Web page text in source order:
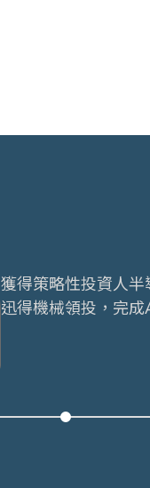
獲得策略性投資人
迅得機械領投，完成